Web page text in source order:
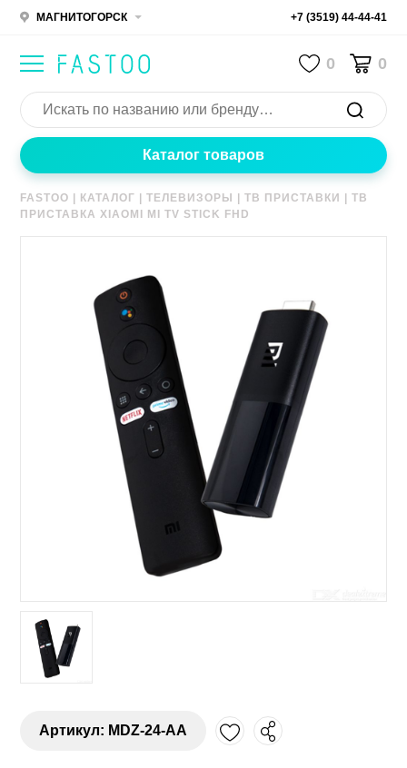
МАГНИТОГОРСК +7 (3519) 44-44-41
0 0
Каталог товаров
FASTOO КАТАЛОГ |ТЕЛЕВИЗОРЫ |ТВ ПРИСТАВКИ |ТВ
ПРИСТАВКА XIAOMI MI TV STICK FHD
Артикул: MDZ-24-AA